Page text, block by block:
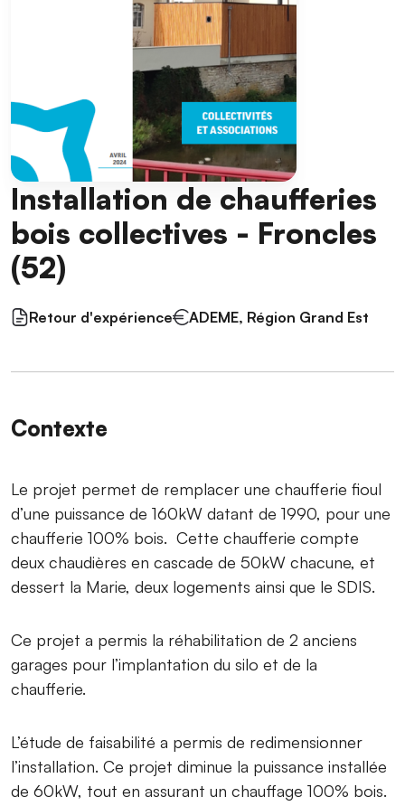
Installation de chaufferies
bois collectives - Froncles
(52)
Retour d'expérience ADEME, Région Grand Est
Contexte
Le projet permet de remplacer une chaufferie fioul
d’une puissance de 160kW datant de 1990, pour une
chaufferie 100% bois. Cette chaufferie compte
deux chaudières en cascade de 50kW chacune, et
dessert la Marie, deux logements ainsi que le SDIS.
Ce projet a permis la réhabilitation de 2 anciens
garages pour l’implantation du silo et de la
chaufferie.
L’étude de faisabilité a permis de redimensionner
l’installation. Ce projet diminue la puissance installée
de 60kW, tout en assurant un chauffage 100% bois.